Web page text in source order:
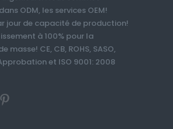
ODM, les services OEM!
jour de capacité de production!
à 100% pour la
masse! CE, CB, ROHS, SASO,
et ISO 9001: 2008